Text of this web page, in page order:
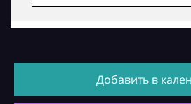
Добавить в